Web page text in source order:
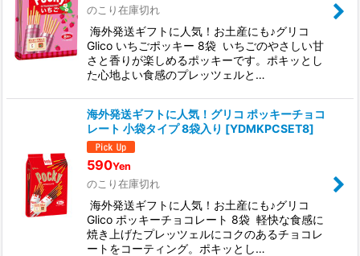
のこり在庫切れ
海外発送ギフトに人気！お土産にも♪グリコ
Glico いちごポッキー 8袋 いちごのやさしい甘
さと香りが楽しめるポッキーです。ポキッとし
た心地よい食感のプレッツェルと…
海外発送ギフトに人気！グリコ ポッキーチョコ
レート 小袋タイプ 8袋入り [YDMKPCSET8]
590Yen
のこり在庫切れ
海外発送ギフトに人気！お土産にも♪グリコ
Glico ポッキーチョコレート 8袋 軽快な食感に
焼き上げたプレッツェルにコクのあるチョコレ
ートをコーティング。ポキッとし…